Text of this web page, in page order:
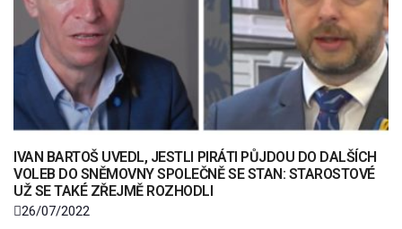
IVAN BARTOŠ UVEDL, JESTLI PIRÁTI PŮJDOU DO DALŠÍCH
VOLEB DO SNĚMOVNY SPOLEČNĚ SE STAN: STAROSTOVÉ
UŽ SE TAKÉ ZŘEJMĚ ROZHODLI
26/07/2022